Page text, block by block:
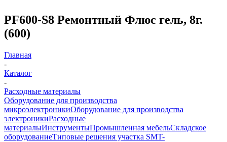
PF600-S8 Ремонтный Флюс гель, 8г.
(600)
Главная
-
Каталог
-
Расходные материалы
Оборудование для производства
микроэлектроникиОборудование для производства
электроникиРасходные
материалыИнструментыПромышленная мебельСкладское
оборудованиеТиповые решения участка SMT-